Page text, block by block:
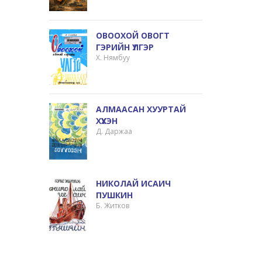
ОВООХОЙ ОВОГТ
ГЭРИЙН ҮЛГЭР
Х. Нямбуу
АЛМААСАН ХУУРТАЙ
ХҮҮХЭН
Д. Даржаа
НИКОЛАЙ ИСАИЧ
ПУШКИН
Б. Житков